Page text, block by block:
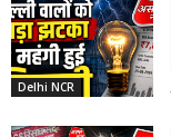
Delhi NCR